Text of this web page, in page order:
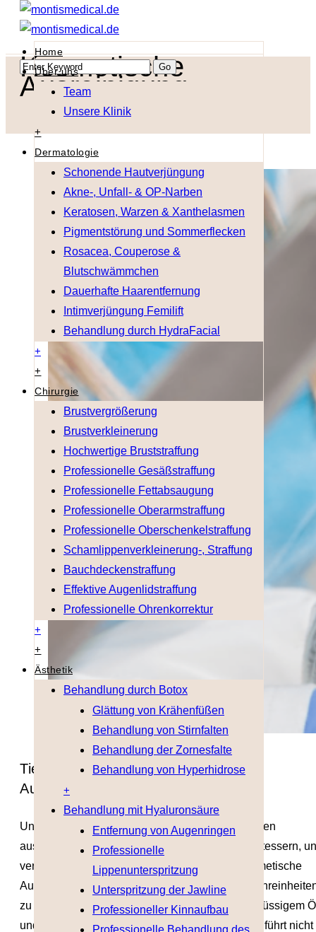
Home
Über uns
Team
Unsere Klinik
+
Dermatologie
Schonende Hautverjüngung
Akne-, Unfall- & OP-Narben
Keratosen, Warzen & Xanthelasmen
Pigmentstörung und Sommerflecken
Rosacea, Couperose &
Blutschwämmchen
Dauerhafte Haarentfernung
Intimverjüngung Femilift
Behandlung durch HydraFacial
+
+
Chirurgie
Brustvergrößerung
Brustverkleinerung
Hochwertige Bruststraffung
Professionelle Gesäßstraffung
Professionelle Fettabsaugung
Professionelle Oberarmstraffung
Professionelle Oberschenkelstraffung
Schamlippenverkleinerung-, Straffung
Bauchdeckenstraffung
Effektive Augenlidstraffung
Professionelle Ohrenkorrektur
+
+
Ästhetik
Behandlung durch Botox
Glättung von Krähenfüßen
Behandlung von Stirnfalten
Behandlung der Zornesfalte
Behandlung von Hyperhidrose
+
Behandlung mit Hyaluronsäure
Entfernung von Augenringen
Professionelle
Lippenunterspritzung
Unterspritzung der Jawline
Professioneller Kinnaufbau
Professionelle Behandlung des
Kosmetische
Ausreinigung
Tiefenreine Haut mit kosmetischer
Ausreinigung
Unsere Haut ist täglich zahlreichen Umweltfaktoren
ausgesetzt, die die Bildung von Unreinheiten, Mitessern,
verstopften Poren begünstigen können. Die kosmetische
Ausreinigung ist besonders hilfreich, um diese
zu entfernen und die Haut von Schmutz, überschüssigem
und abgestorbenen Hautzellen zu befreien. Dies führt nicht